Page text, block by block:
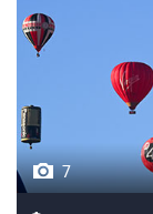
Фестиваль